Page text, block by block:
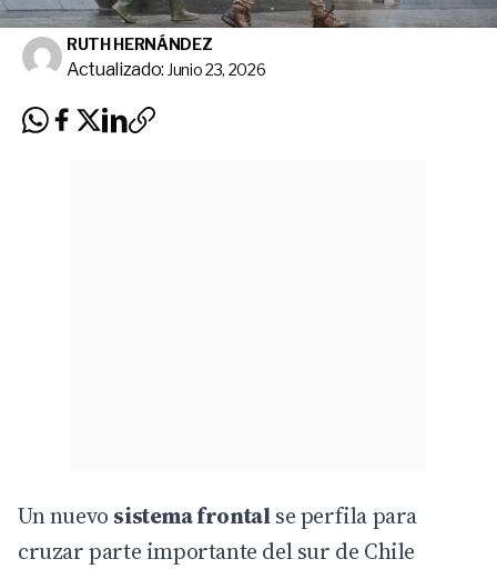
RUTH HERNÁNDEZ
Actualizado: Junio 23, 2026
Un nuevo sistema frontalse perfila para
cruzar parte importante del sur de Chile